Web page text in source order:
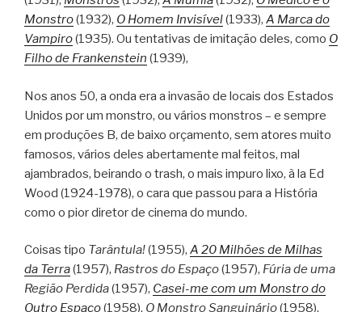
Monstro(1932), O Homem Invisível(1933), A Marca do
Vampiro(1935). Ou tentativas de imitação deles, como O
Filho de Frankenstein (1939),
Nos anos 50, a onda era a invasão de locais dos Estados
Unidos por um monstro, ou vários monstros – e sempre
em produções B, de baixo orçamento, sem atores muito
famosos, vários deles abertamente mal feitos, mal
ajambrados, beirando o trash, o mais impuro lixo, à la Ed
Wood (1924-1978), o cara que passou para a História
como o pior diretor de cinema do mundo.
Coisas tipo Tarântula!(1955), A 20 Milhões de Milhas
da Terra(1957), Rastros do Espaço(1957), Fúria de uma
Região Perdida(1957), Casei-me com um Monstro do
Outro Espaço(1958), O Monstro Sanguinário(1958).